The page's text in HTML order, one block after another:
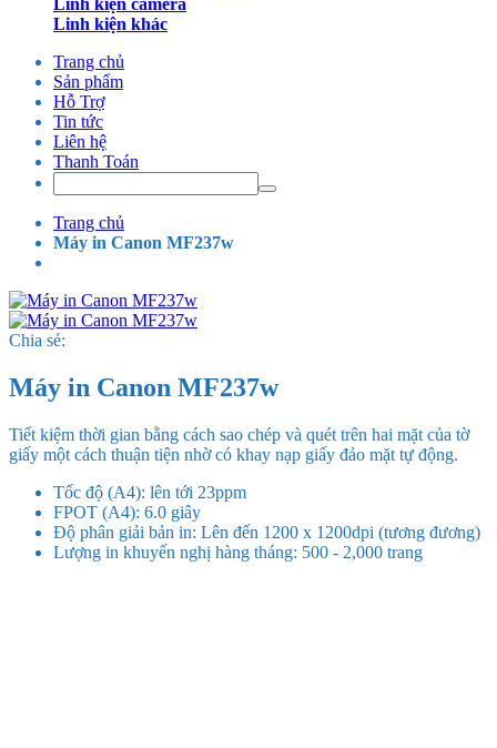
Linh kiện camera
Linh kiện khác
Trang chủ
Sản phẩm
Hỗ Trợ
Tin tức
Liên hệ
Thanh Toán
Trang chủ
Máy in Canon MF237w
Chia sẻ:
Máy in Canon MF237w
Tiết kiệm thời gian bằng cách sao chép và quét trên hai mặt của tờ
giấy một cách thuận tiện nhờ có khay nạp giấy đảo mặt tự động.
Tốc độ (A4): lên tới 23ppm
FPOT (A4): 6.0 giây
Độ phân giải bản in: Lên đến 1200 x 1200dpi (tương đương)
Lượng in khuyến nghị hàng tháng: 500 - 2,000 trang